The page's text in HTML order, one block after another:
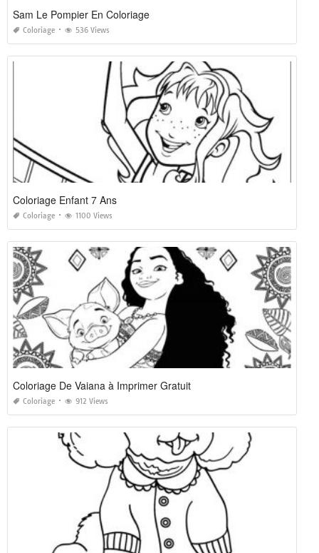
Sam Le Pompier En Coloriage
Coloriage 536 Views
Coloriage Enfant 7 Ans
Coloriage 1100 Views
Coloriage De Vaiana à Imprimer Gratuit
Coloriage 912 Views